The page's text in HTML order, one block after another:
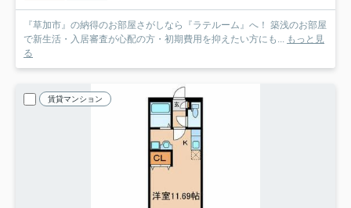
『草加市』の納得のお部屋さがしなら『ラテルーム』へ！ 築浅のお部屋
で新生活・入居審査が心配の方・初期費用を抑えたい方にも... もっと見
る
賃貸マンション